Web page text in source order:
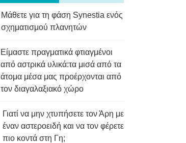
Μάθετε για τη φάση Synestia ενός
σχηματισμού πλανητών
Είμαστε πραγματικά φτιαγμένοι
από αστρικά υλικά:τα μισά από τα
άτομα μέσα μας προέρχονται από
τον διαγαλαξιακό χώρο
Γιατί να μην χτυπήσετε τον Άρη με
έναν αστεροειδή και να τον φέρετε
πιο κοντά στη Γη;